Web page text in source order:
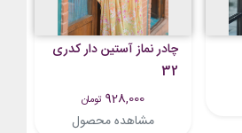
چادر نماز آستین دار کدری
32
928,000 تومان
مشاهده محصول